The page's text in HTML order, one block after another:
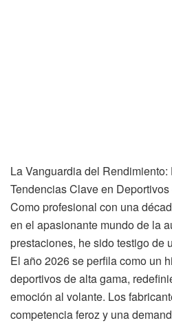
La Vanguardia del
Tendencias Clave en
Como profesional con una
en el apasionante mundo de la
prestaciones, he sido testigo de
El año 2026 se perfila como un
deportivos de alta gama,
emoción al volante. Los
competencia feroz y una